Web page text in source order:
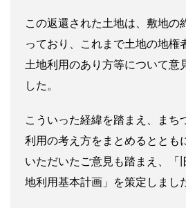
この返還された土地は、敷地の
っており、これまで土地の地権
土地利用のあり方等について意
した。
こういった経緯を踏まえ、まち
利用の考え方をまとめるととも
いただいたご意見も踏まえ、「
地利用基本計画」を策定しまし